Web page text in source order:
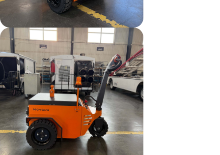
г. Хабаровск, ул. Калинина, 8, оф. 13
Главная
Каталог
8-800-250-79-50
rtc.khv@mail.ru